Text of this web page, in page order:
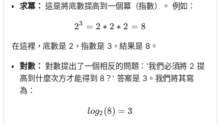
求冪： 這是將底數提高到一個冪（指數）。 例如：
2^3 = 2 * 2 * 2 = 8
23 = 2 ∗ 2 ∗ 2 = 8
在這裡，底數是 2，指數是 3，結果是 8。
對數： 對數提出了一個相反的問題：'我們必須將 2 提
高到什麼次方才能得到 8？' 答案是 3。我們將其寫
為：
log_2(8) = 3
log2(8) = 3